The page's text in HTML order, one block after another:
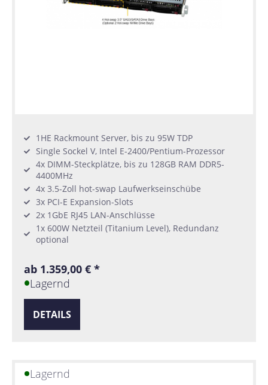
1HE Rackmount Server, bis zu 95W TDP
Single Sockel V, Intel E-2400/Pentium-Prozessor
4x DIMM-Steckplätze, bis zu 128GB RAM DDR5-
4400MHz
4x 3.5-Zoll hot-swap Laufwerkseinschübe
3x PCI-E Expansion-Slots
2x 1GbE RJ45 LAN-Anschlüsse
1x 600W Netzteil (Titanium Level), Redundanz
optional
ab 1.359,00 € *
Lagernd
DETAILS
Lagernd